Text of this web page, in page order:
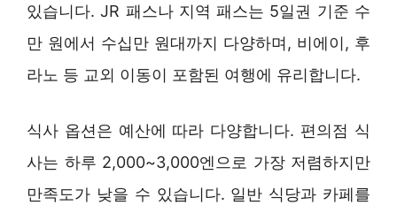
있습니다. JR 패스나 지역 패스는 5일권 기준 수
만 원에서 수십만 원대까지 다양하며, 비에이, 후
라노 등 교외 이동이 포함된 여행에 유리합니다.
식사 옵션은 예산에 따라 다양합니다. 편의점 식
사는 하루 2,000~3,000엔으로 가장 저렴하지만
만족도가 낮을 수 있습니다. 일반 식당과 카페를